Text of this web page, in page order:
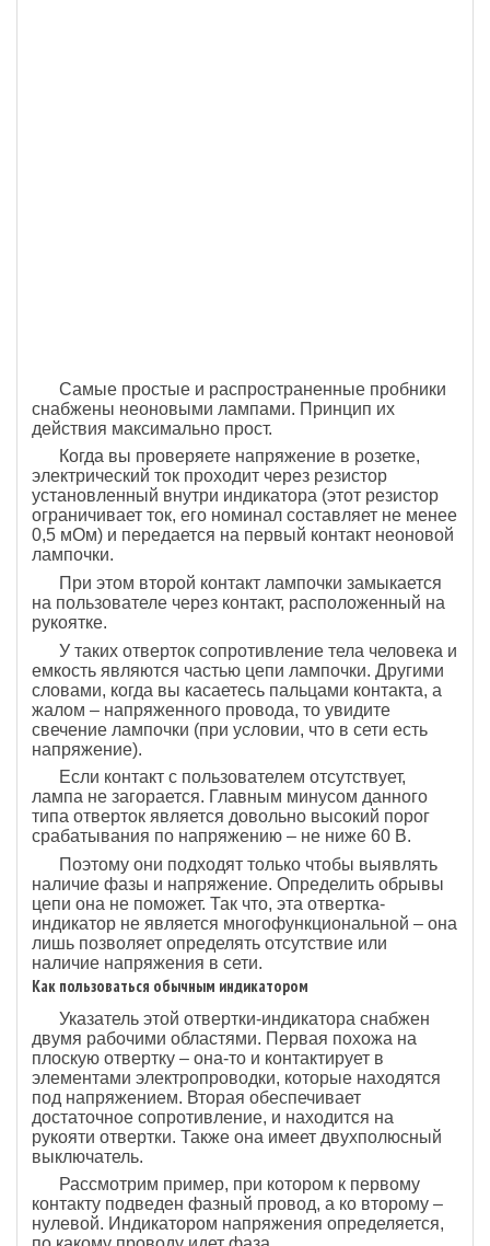
Самые простые и распространенные пробники
снабжены неоновыми лампами. Принцип их
действия максимально прост.
Когда вы проверяете напряжение в розетке,
электрический ток проходит через резистор
установленный внутри индикатора (этот резистор
ограничивает ток, его номинал составляет не менее
0,5 мОм) и передается на первый контакт неоновой
лампочки.
При этом второй контакт лампочки замыкается
на пользователе через контакт, расположенный на
рукоятке.
У таких отверток сопротивление тела человека и
емкость являются частью цепи лампочки. Другими
словами, когда вы касаетесь пальцами контакта, а
жалом – напряженного провода, то увидите
свечение лампочки (при условии, что в сети есть
напряжение).
Если контакт с пользователем отсутствует,
лампа не загорается. Главным минусом данного
типа отверток является довольно высокий порог
срабатывания по напряжению – не ниже 60 В.
Поэтому они подходят только чтобы выявлять
наличие фазы и напряжение. Определить обрывы
цепи она не поможет. Так что, эта отвертка-
индикатор не является многофункциональной – она
лишь позволяет определять отсутствие или
наличие напряжения в сети.
Как пользоваться обычным индикатором
Указатель этой отвертки-индикатора снабжен
двумя рабочими областями. Первая похожа на
плоскую отвертку – она-то и контактирует в
элементами электропроводки, которые находятся
под напряжением. Вторая обеспечивает
достаточное сопротивление, и находится на
рукояти отвертки. Также она имеет двухполюсный
выключатель.
Рассмотрим пример, при котором к первому
контакту подведен фазный провод, а ко второму –
нулевой. Индикатором напряжения определяется,